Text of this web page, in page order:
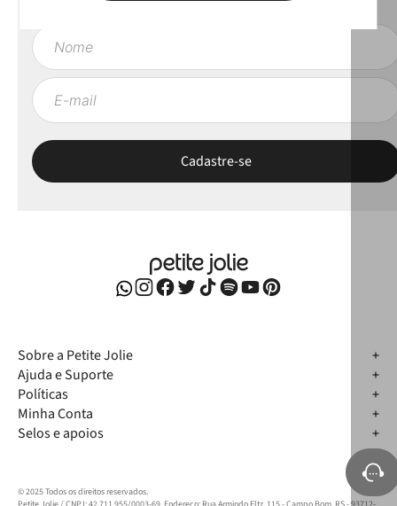
Sobre a Petite Jolie
Ajuda e Suporte
Políticas
Minha Conta
Selos e apoios
© 2025 Todos os direitos reservados.